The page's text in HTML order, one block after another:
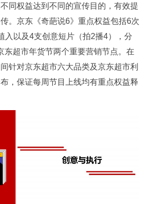
同权益达到不同的宣传目的，有效提
。京东《奇葩说6》重点权益包括6次
入以及4支创意短片（拍2播4），分
东超市年货节两个重要营销节点。在
针对京东超市六大品类及京东超市利
，保证每周节目上线均有重点权益释